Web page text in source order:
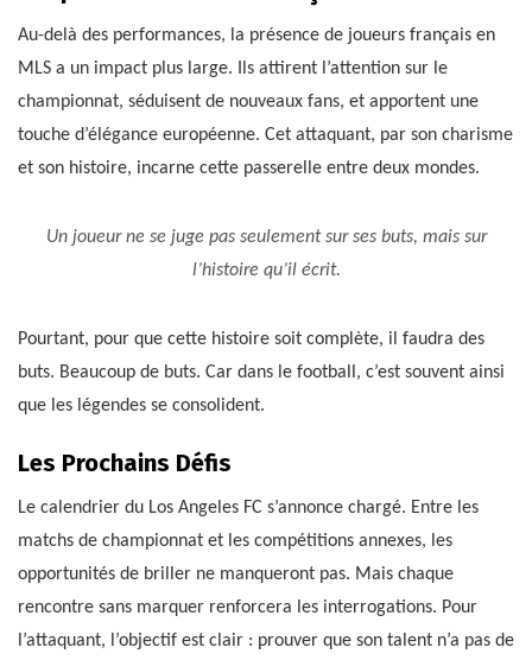
Au-delà des performances, la présence de joueurs français en
MLS a un impact plus large. Ils attirent l’attention sur le
championnat, séduisent de nouveaux fans, et apportent une
touche d’élégance européenne. Cet attaquant, par son charisme
et son histoire, incarne cette passerelle entre deux mondes.
Un joueur ne se juge pas seulement sur ses buts, mais sur
l’histoire qu’il écrit.
Pourtant, pour que cette histoire soit complète, il faudra des
buts. Beaucoup de buts. Car dans le football, c’est souvent ainsi
que les légendes se consolident.
Les Prochains Défis
Le calendrier du Los Angeles FC s’annonce chargé. Entre les
matchs de championnat et les compétitions annexes, les
opportunités de briller ne manqueront pas. Mais chaque
rencontre sans marquer renforcera les interrogations. Pour
l’attaquant, l’objectif est clair : prouver que son talent n’a pas de